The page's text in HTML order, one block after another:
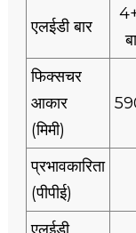
एलईडी बार
फिक्सचर
आकार
(मिमी)
प्रभावकारिता
(पीपीई)